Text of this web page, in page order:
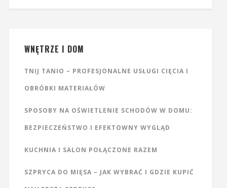
WNĘTRZE I DOM
TNIJ TANIO – PROFESJONALNE USŁUGI CIĘCIA I
OBRÓBKI MATERIAŁÓW
SPOSOBY NA OŚWIETLENIE SCHODÓW W DOMU:
BEZPIECZEŃSTWO I EFEKTOWNY WYGLĄD
KUCHNIA I SALON POŁĄCZONE RAZEM
SZPRYCA DO MIĘSA – JAK WYBRAĆ I GDZIE KUPIĆ